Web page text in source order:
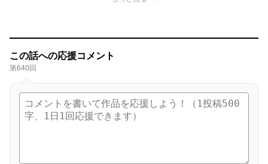
この話への応援コメント
第640回